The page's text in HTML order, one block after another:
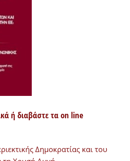
ή διαβάστε τα on line
Δημοκρατίας και του